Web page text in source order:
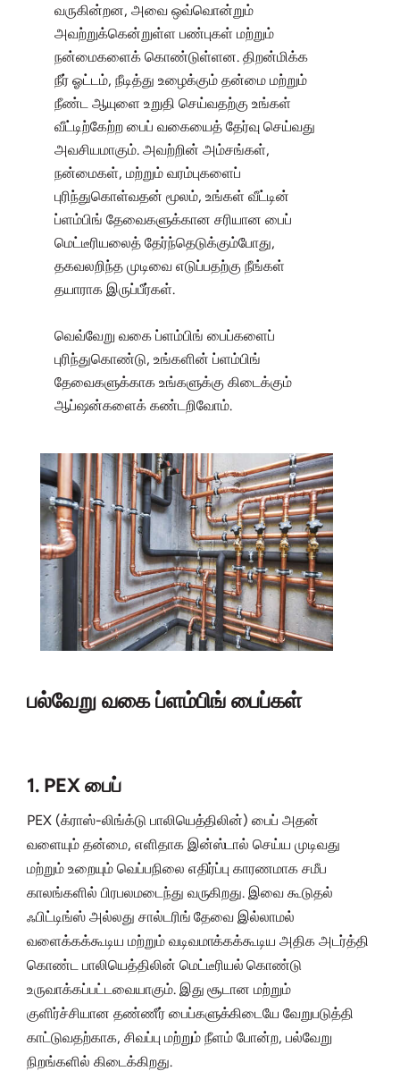
வருகின்றன, அவை ஒவ்வொன்றும்
அவற்றுக்கென்றுள்ள பண்புகள் மற்றும்
நன்மைகளைக் கொண்டுள்ளன. திறன்மிக்க
நீர் ஓட்டம், நீடித்து உழைக்கும் தன்மை மற்றும்
நீண்ட ஆயுளை உறுதி செய்வதற்கு உங்கள்
வீட்டிற்கேற்ற பைப் வகையைத் தேர்வு செய்வது
அவசியமாகும். அவற்றின் அம்சங்கள்,
நன்மைகள், மற்றும் வரம்புகளைப்
புரிந்துகொள்வதன் மூலம், உங்கள் வீட்டின்
ப்ளம்பிங் தேவைகளுக்கான சரியான பைப்
மெட்டீரியலைத் தேர்ந்தெடுக்கும்போது,
தகவலறிந்த முடிவை எடுப்பதற்கு நீங்கள்
தயாராக இருப்பீர்கள்.
வெவ்வேறு வகை ப்ளம்பிங் பைப்களைப்
புரிந்துகொண்டு, உங்களின் ப்ளம்பிங்
தேவைகளுக்காக உங்களுக்கு கிடைக்கும்
ஆப்ஷன்களைக் கண்டறிவோம்.
பல்வேறு வகை ப்ளம்பிங் பைப்கள்
1. PEX பைப்
PEX (க்ராஸ்-லிங்க்டு பாலியெத்திலின்) பைப் அதன்
வளையும் தன்மை, எளிதாக இன்ஸ்டால் செய்ய முடிவது
மற்றும் உறையும் வெப்பநிலை எதிர்ப்பு காரணமாக சமீப
காலங்களில் பிரபலமடைந்து வருகிறது. இவை கூடுதல்
ஃபிட்டிங்ஸ் அல்லது சால்டரிங் தேவை இல்லாமல்
வளைக்கக்கூடிய மற்றும் வடிவமாக்கக்கூடிய அதிக அடர்த்தி
கொண்ட பாலியெத்திலின் மெட்டீரியல் கொண்டு
உருவாக்கப்பட்டவையாகும். இது சூடான மற்றும்
குளிர்ச்சியான தண்ணீர் பைப்களுக்கிடையே வேறுபடுத்தி
காட்டுவதற்காக, சிவப்பு மற்றும் நீளம் போன்ற, பல்வேறு
நிறங்களில் கிடைக்கிறது.